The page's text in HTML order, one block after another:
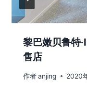
黎巴嫩贝鲁特
售店
作者anjing 2020